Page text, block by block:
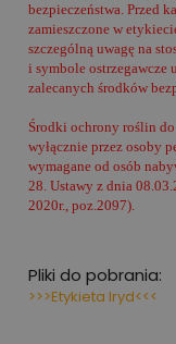
bezpieczeństwa. Przed
zamieszczone w
szczególną uwagę na
i symbole ostrzegawcze
zalecanych środków
Środki ochrony roślin
wyłącznie przez osoby
wymagane od osób
28. Ustawy z dnia
2020r., poz.2097).
Pliki do pobrania:
>>>Etykieta Iryd<<<